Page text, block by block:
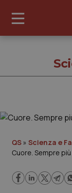
Cronache
QS » Scienza e
Cuore. Sempre